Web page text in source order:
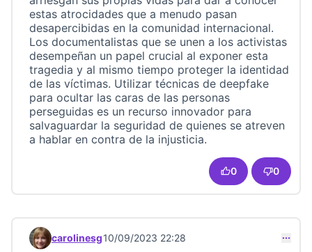
estas atrocidades que a menudo pasan
desapercibidas en la comunidad internacional.
Los documentalistas que se unen a los activistas
desempeñan un papel crucial al exponer esta
tragedia y al mismo tiempo proteger la identidad
de las víctimas. Utilizar técnicas de deepfake
para ocultar las caras de las personas
perseguidas es un recurso innovador para
salvaguardar la seguridad de quienes se atreven
a hablar en contra de la injusticia.
0 0
Comentari 23233
carolinesg10/09/2023 22:28